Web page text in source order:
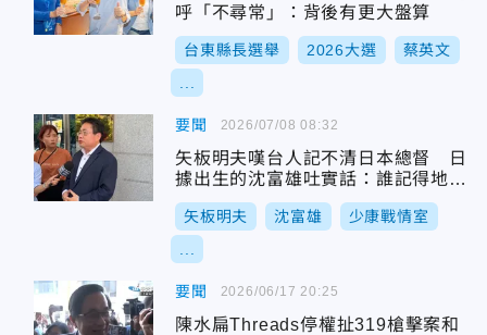
呼「不尋常」：背後有更大盤算
台東縣長選舉 2026大選 蔡英文
要聞
矢板明夫嘆台人記不清日本總督 日
據出生的沈富雄吐實話：誰記得地方
官？
矢板明夫 沈富雄 少康戰情室
2026/07/08 08:32
要聞
陳水扁Threads停權扯319槍擊案和
2026/06/17 20:25